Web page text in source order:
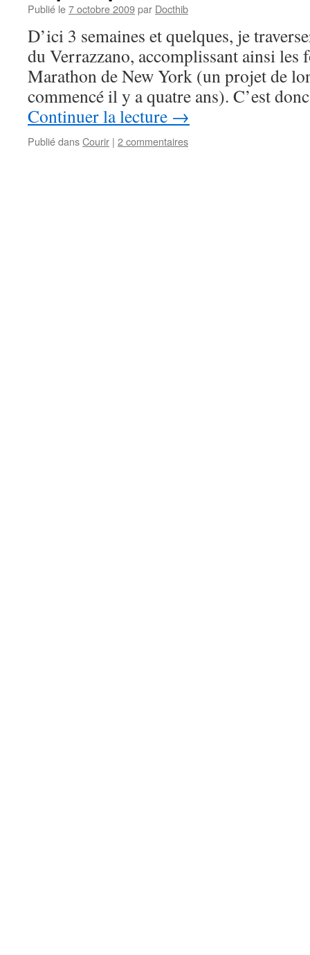
Publié le7 octobre 2009par Docthib
D’ici 3 semaines et quelques, je
du Verrazzano, accomplissant ainsi les
Marathon de New York (un projet de
commencé il y a quatre ans). C’est
Continuer la lecture →
Publié dansCourir | 2 commentaires